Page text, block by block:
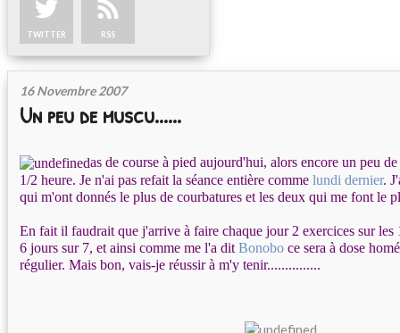
TWITTER RSS
16 Novembre 2007
Un peu de muscu......
as de course à pied aujourd'hui, alors encore un peu
1/2 heure. Je n'ai pas refait la séance entière comme lundi dernier.
qui m'ont donnés le plus de courbatures et les deux qui me font le
En fait il faudrait que j'arrive à faire chaque jour 2 exercices sur les
6 jours sur 7, et ainsi comme me l'a dit Bonobo ce sera à dose
régulier. Mais bon, vais-je réussir à m'y tenir...............